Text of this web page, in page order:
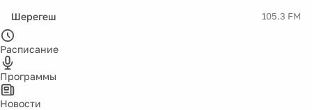
Шерегеш 105.3 FM
Расписание
Программы
Новости